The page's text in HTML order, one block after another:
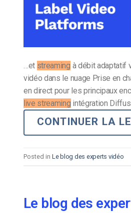
…et streaming à débit adaptatif
vidéo dans le nuage Prise en
en direct pour les principaux
live streaming intégration
CONTINUER LA
Posted in Le blog des experts vidéo
Le blog des